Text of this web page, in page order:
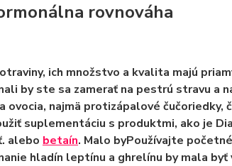
rovnováha
ich množstvo a kvalita majú
by ste sa zamerať na pestrú stravu a
ovocia, najmä protizápalové
suplementáciu s produktmi, ako je
alebo betaín. Malo byPoužívajte
hladín leptínu a ghrelínu by mala byť